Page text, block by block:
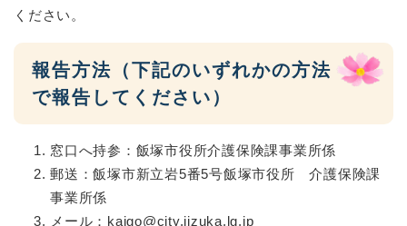
ください。
報告方法（下記のいずれかの方法
で報告してください）
窓口へ持参：飯塚市役所介護保険課事業所係
郵送：飯塚市新立岩5番5号飯塚市役所 介護保険課
事業所係
メール：kaigo@city.iizuka.lg.jp